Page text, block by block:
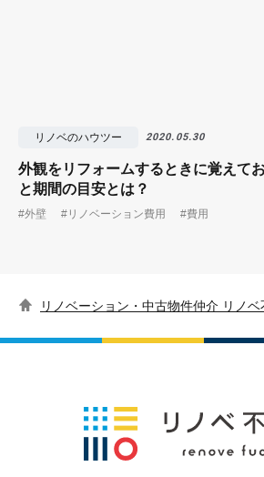
リノベのハウツー 2020.05.30
外観をリフォームするときに覚えて
と期間の目安とは？
#外壁 #リノベーション費用 #費用
リノベーション・中古物件仲介 リノベ